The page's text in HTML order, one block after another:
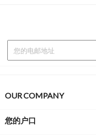
OUR COMPANY
您的户口